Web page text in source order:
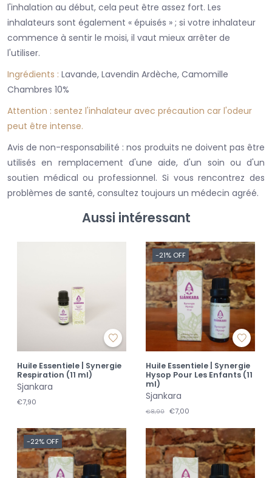
l'inhalation au début, cela peut être assez fort. Les
inhalateurs sont également « épuisés » ; si votre inhalateur
commence à sentir le moisi, il vaut mieux arrêter de
l'utiliser.
Ingrédients : Lavande, Lavendin Ardèche, Camomille
Chambres 10%
Attention : sentez l'inhalateur avec précaution car l'odeur
peut être intense.
Avis de non-responsabilité : nos produits ne doivent pas être
utilisés en remplacement d'une aide, d'un soin ou d'un
soutien médical ou professionnel. Si vous rencontrez des
problèmes de santé, consultez toujours un médecin agréé.
Aussi intéressant
Huile Essentiele | Synergie
Respiration (11 ml)
Sjankara
€7,90
-21% OFF
Huile Essentiele | Synergie
Hysop Pour Les Enfants (11
ml)
Sjankara
€8,90 €7,00
-22% OFF